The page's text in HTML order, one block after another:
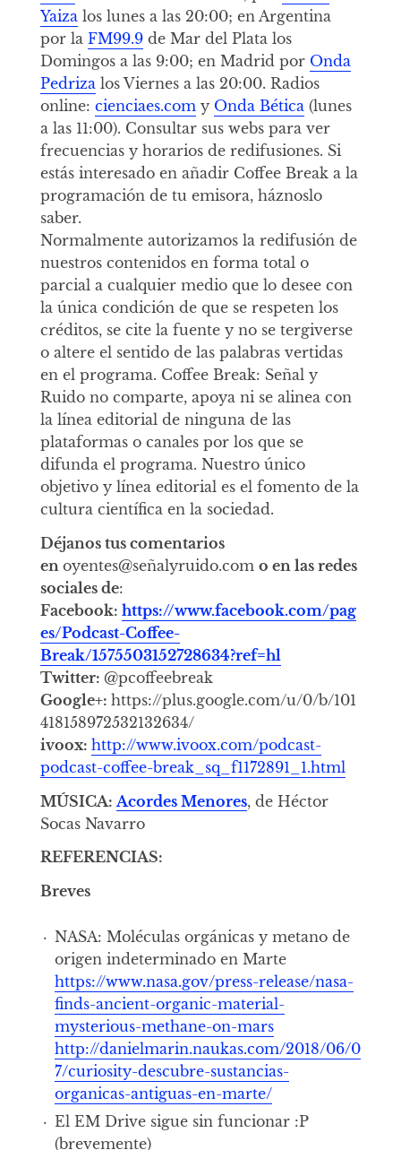
Yaizalos lunes a las 20:00; en Argentina
por la FM99.9de Mar del Plata los
Domingos a las 9:00; en Madrid por Onda
Pedrizalos Viernes a las 20:00. Radios
online: cienciaes.comy Onda Bética(lunes
a las 11:00). Consultar sus webs para ver
frecuencias y horarios de redifusiones. Si
estás interesado en añadir Coffee Break a la
programación de tu emisora, háznoslo
saber.
Normalmente autorizamos la redifusión de
nuestros contenidos en forma total o
parcial a cualquier medio que lo desee con
la única condición de que se respeten los
créditos, se cite la fuente y no se tergiverse
o altere el sentido de las palabras vertidas
en el programa. Coffee Break: Señal y
Ruido no comparte, apoya ni se alinea con
la línea editorial de ninguna de las
plataformas o canales por los que se
difunda el programa. Nuestro único
objetivo y línea editorial es el fomento de la
cultura científica en la sociedad.
Déjanos tus comentarios
en oyentes@señalyruido.com o en las redes
sociales de:
Facebook: https://www.facebook.com/pag
es/Podcast-Coffee-
Break/1575503152728634?ref=hl
Twitter: @pcoffeebreak
Google+: https://plus.google.com/u/0/b/101
418158972532132634/
ivoox: http://www.ivoox.com/podcast-
podcast-coffee-break_sq_f1172891_1.html
MÚSICA: Acordes Menores, de Héctor
Socas Navarro
REFERENCIAS:
Breves
NASA: Moléculas orgánicas y metano de
origen indeterminado en Marte
https://www.nasa.gov/press-release/nasa-
finds-ancient-organic-material-
mysterious-methane-on-mars
http://danielmarin.naukas.com/2018/06/0
7/curiosity-descubre-sustancias-
organicas-antiguas-en-marte/
El EM Drive sigue sin funcionar :P
(brevemente)